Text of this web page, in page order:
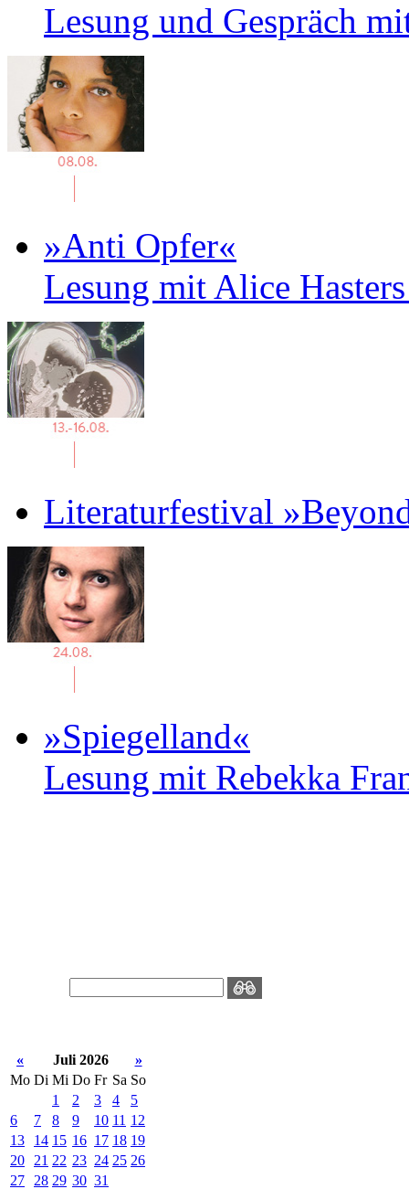
Lesung und Gespräch
»Anti Opfer«
Lesung mit Alice
Literaturfestival
»Spiegelland«
Lesung mit Rebekka
« Juli 2026
»
Mo Di Mi Do Fr Sa So
1
2 3 4
5
6
7 8 9 10 11 12
13
14 15 16 17 18 19
20
21 22 23 24 25 26
27
28 29 30 31